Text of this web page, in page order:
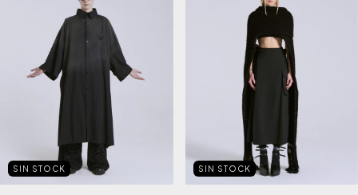
SIN STOCK SIN STOCK